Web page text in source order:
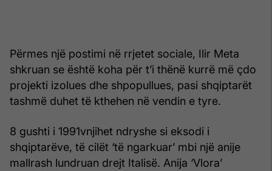
Përmes një postimi në rrjetet sociale, Ilir Meta
shkruan se është koha për t’i thënë kurrë më çdo
projekti izolues dhe shpopullues, pasi shqiptarët
tashmë duhet të kthehen në vendin e tyre.
8 gushti i 1991vnjihet ndryshe si eksodi i
shqiptarëve, të cilët ‘të ngarkuar’ mbi një anije
mallrash lundruan drejt Italisë. Anija ‘Vlora’